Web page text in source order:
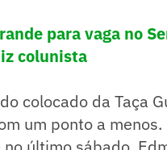
para vaga no
colunista
colocado da Taça
um ponto a